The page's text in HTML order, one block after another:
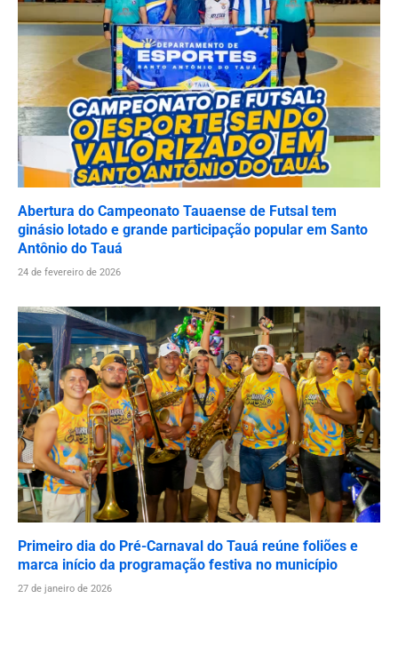
Abertura do Campeonato Tauaense de Futsal tem
ginásio lotado e grande participação popular em Santo
Antônio do Tauá
24 de fevereiro de 2026
Primeiro dia do Pré-Carnaval do Tauá reúne foliões e
marca início da programação festiva no município
27 de janeiro de 2026